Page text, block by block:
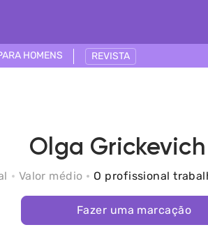
HOMENS REVISTA
Olga Grickevich
Valor médio O profissional
Fazer uma marcação